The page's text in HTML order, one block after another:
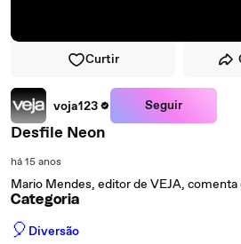
Curtir
voja123 Seguir
Desfile Neon
há 15 anos
Mario Mendes, editor de VEJA, comenta
Categoria
🎈 Diversão